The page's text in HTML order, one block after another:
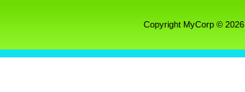
Copyright MyCorp © 2026